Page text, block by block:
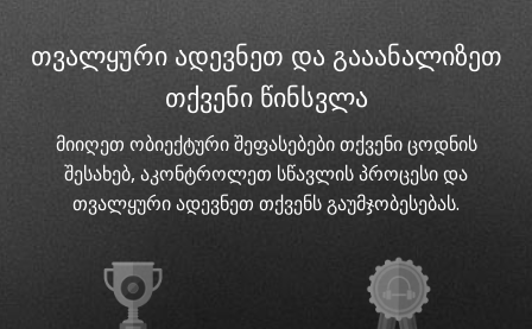
თვალყური ადევნეთ და გააანალიზეთ
თქვენი წინსვლა
მიიღეთ ობიექტური შეფასებები თქვენი ცოდნის
შესახებ, აკონტროლეთ სწავლის პროცესი და
თვალყური ადევნეთ თქვენს გაუმჯობესებას.